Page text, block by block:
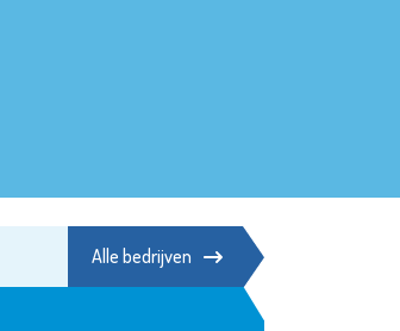
Alle bedrijven